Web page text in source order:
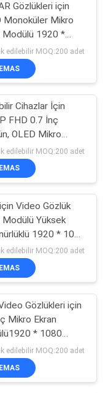
Video
78
Gözlükleri için
Monoküler Mikro
Modülü 1920 *
Çözünürlük
edilebilir MOQ:200 adet
Cihazlar İçin
FHD 0.7 İnç
OLED Mikro
Modülü
edilebilir MOQ:200 adet
Video Gözlük
Modülü Yüksek
1920 * 1080
OLED Malzeme
edilebilir MOQ:200 adet
Gözlükleri için
Mikro Ekran
* 1080
Büyük FOV
edilebilir MOQ:200 adet